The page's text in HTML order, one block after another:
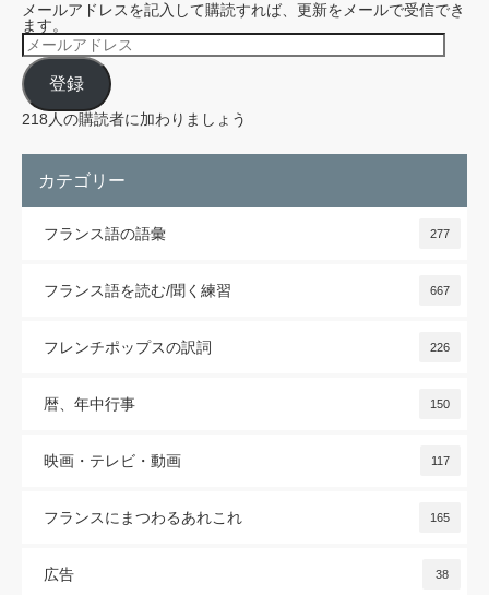
メールアドレスを記入して購読すれば、更新をメールで受信でき
ます。
メ
ー
ル
ア
ド
レ
登録
218人の購読者に加わりましょう
カテゴリー
フランス語の語彙 277
フランス語を読む/聞く練習 667
フレンチポップスの訳詞 226
暦、年中行事 150
映画・テレビ・動画 117
フランスにまつわるあれこれ 165
広告 38